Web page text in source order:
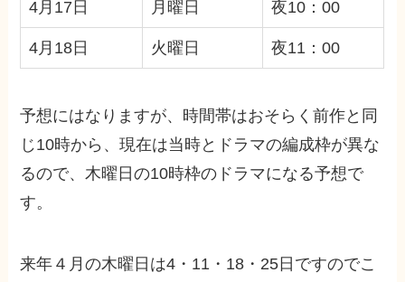
4月17日 月曜日 夜10：00
4月18日 火曜日 夜11：00
予想にはなりますが、時間帯はおそらく前作と同
じ10時から、現在は当時とドラマの編成枠が異な
るので、木曜日の10時枠のドラマになる予想で
す。
来年４月の木曜日は4・11・18・25日ですのでこ